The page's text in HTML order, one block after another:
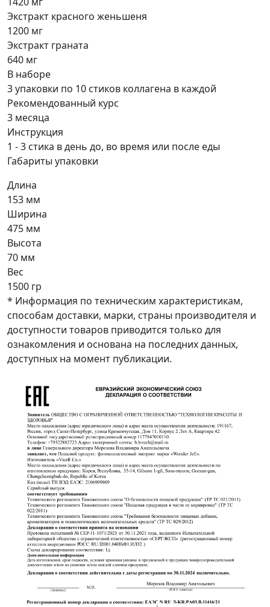
Экстракт красного женьшеня
1200 мг
Экстракт граната
640 мг
В наборе
3 упаковки по 10 стиков коллагена в каждой
Рекомендованный курс
3 месяца
Инструкция
1 - 3 стика в день до, во время или после еды
Габариты упаковки
Длина
153 мм
Ширина
475 мм
Высота
70 мм
Вес
1500 гр
* Информация по техническим характеристикам,
способам доставки, марки, страны производителя и
доступности товаров приводится только для
ознакомления и основана на последних данных,
доступных на момент публикации.